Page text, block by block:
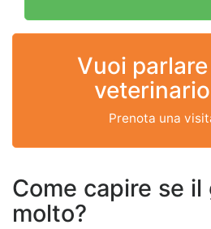
Vuoi
Prenota una
Come capire se
molto?